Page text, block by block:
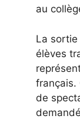
au
La
élèves
français.
de